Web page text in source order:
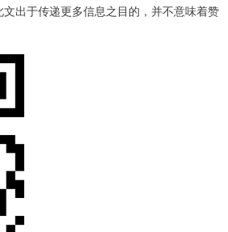
出于传递更多信息之目的，并不意味着赞